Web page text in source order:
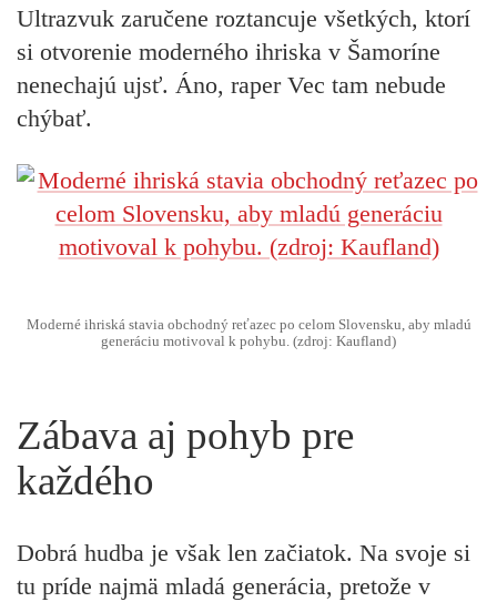
Ultrazvuk zaručene roztancuje všetkých, ktorí
si otvorenie moderného ihriska v Šamoríne
nenechajú ujsť. Áno, raper Vec tam nebude
chýbať.
Moderné ihriská stavia obchodný reťazec po celom Slovensku, aby mladú
generáciu motivoval k pohybu. (zdroj: Kaufland)
Zábava aj pohyb pre
každého
Dobrá hudba je však len začiatok. Na svoje si
tu príde najmä mladá generácia, pretože v